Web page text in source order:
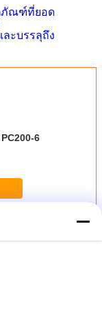
ภัณฑ์ที่ยอด
ะบรรลุถึง
6